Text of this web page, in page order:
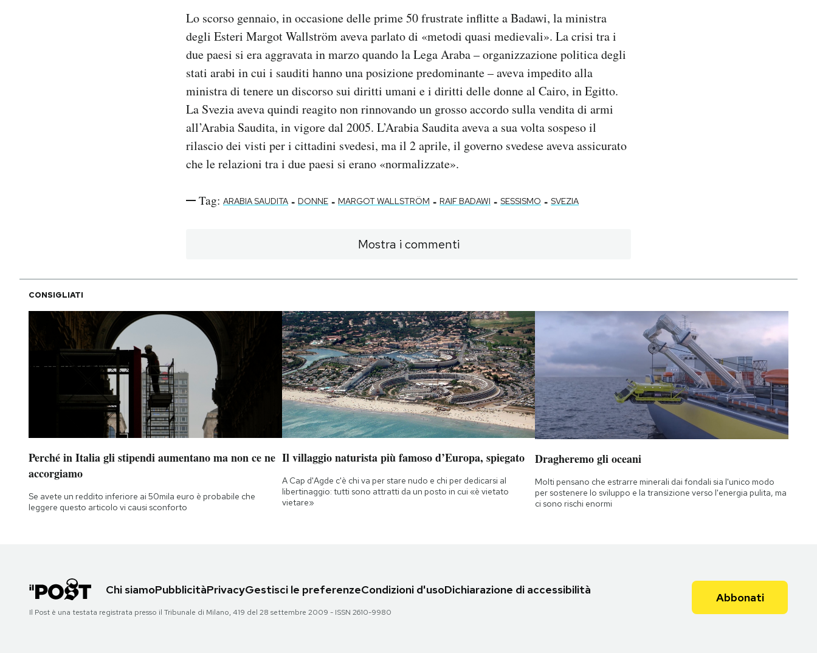
Lo scorso gennaio, in occasione delle prime 50 frustrate inflitte a Badawi, la ministra
degli Esteri Margot Wallström aveva parlato di «metodi quasi medievali». La crisi tra i
due paesi si era aggravata in marzo quando la Lega Araba – organizzazione politica degli
stati arabi in cui i sauditi hanno una posizione predominante – aveva impedito alla
ministra di tenere un discorso sui diritti umani e i diritti delle donne al Cairo, in Egitto.
La Svezia aveva quindi reagito non rinnovando un grosso accordo sulla vendita di armi
all’Arabia Saudita, in vigore dal 2005. L’Arabia Saudita aveva a sua volta sospeso il
rilascio dei visti per i cittadini svedesi, ma il 2 aprile, il governo svedese aveva assicurato
che le relazioni tra i due paesi si erano «normalizzate».
Tag: ARABIA SAUDITA - DONNE - MARGOT WALLSTRÖM - RAIF BADAWI - SESSISMO - SVEZIA
Mostra i commenti
CONSIGLIATI
Perché in Italia gli stipendi aumentano ma non ce ne
accorgiamo
Se avete un reddito inferiore ai 50mila euro è probabile che
leggere questo articolo vi causi sconforto
Il villaggio naturista più famoso d’Europa, spiegato
A Cap d'Agde c'è chi va per stare nudo e chi per dedicarsi al
libertinaggio: tutti sono attratti da un posto in cui «è vietato
vietare»
Dragheremo gli oceani
Molti pensano che estrarre minerali dai fondali sia l'unico modo
per sostenere lo sviluppo e la transizione verso l'energia pulita, ma
ci sono rischi enormi
Chi siamoPubblicitàPrivacyGestisci le preferenzeCondizioni d'usoDichiarazione di accessibilità
Il Post è una testata registrata presso il Tribunale di Milano, 419 del 28 settembre 2009 - ISSN 2610-9980
Abbonati